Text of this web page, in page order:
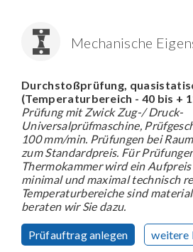
Mechanische
Durchstoßprüfung,
(Temperaturbereich - 40 bis +
Prüfung mit Zwick Zug-/ Druck-
Universalprüfmaschine,
100 mm/min. Prüfungen bei
zum Standardpreis. Für
Thermokammer wird ein
minimal und maximal technisch
Temperaturbereiche sind
beraten wir Sie dazu.
Prüfauftrag anlegen weitere